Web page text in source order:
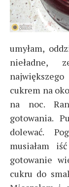
umyłam,
nieładne,
cukrem na
na noc.
gotowania.
dolewać.
musiałam
gotowanie
cukru do